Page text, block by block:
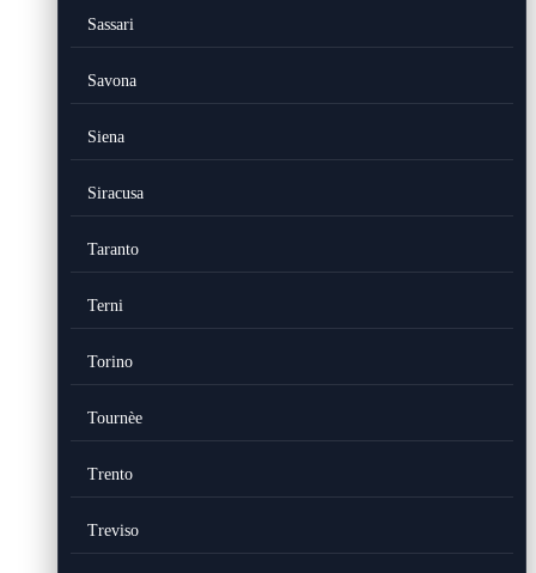
Sassari
Savona
Siena
Siracusa
Taranto
Terni
Torino
Tournèe
Trento
Treviso